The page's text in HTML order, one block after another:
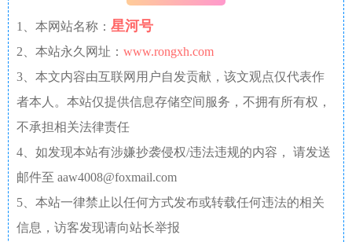
1、本网站名称： 星河号
2、本站永久网址： www.rongxh.com
3、本文内容由互联网用户自发贡献，该文观点仅代表作
者本人。本站仅提供信息存储空间服务，不拥有所有权，
不承担相关法律责任
4、如发现本站有涉嫌抄袭侵权/违法违规的内容， 请发送
邮件至 aaw4008@foxmail.com
5、本站一律禁止以任何方式发布或转载任何违法的相关
信息，访客发现请向站长举报